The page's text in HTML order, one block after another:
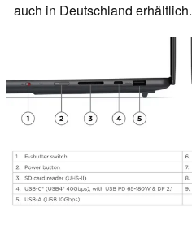
auch in Deutschland erhältlich.